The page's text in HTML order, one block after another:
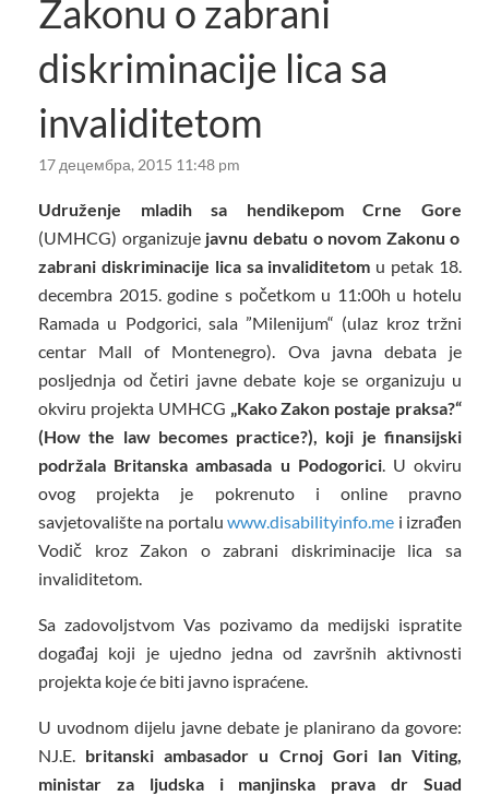
Zakonu o zabrani
diskriminacije lica sa
invaliditetom
17 децембра, 2015 11:48 pm
Udruženje mladih sa hendikepom Crne Gore
(UMHCG) organizuje javnu debatu o novom Zakonu o
zabrani diskriminacije lica sa invaliditetom u petak 18.
decembra 2015. godine s početkom u 11:00h u hotelu
Ramada u Podgorici, sala ”Milenijum“ (ulaz kroz tržni
centar Mall of Montenegro). Ova javna debata je
posljednja od četiri javne debate koje se organizuju u
okviru projekta UMHCG „Kako Zakon postaje praksa?“
(How the law becomes practice?), koji je finansijski
podržala Britanska ambasada u Podogorici. U okviru
ovog projekta je pokrenuto i online pravno
savjetovalište na portaluwww.disabilityinfo.me i izrađen
Vodič kroz Zakon o zabrani diskriminacije lica sa
invaliditetom.
Sa zadovoljstvom Vas pozivamo da medijski ispratite
događaj koji je ujedno jedna od završnih aktivnosti
projekta koje će biti javno ispraćene.
U uvodnom dijelu javne debate je planirano da govore:
NJ.E. britanski ambasador u Crnoj Gori Ian Viting,
ministar za ljudska i manjinska prava dr Suad